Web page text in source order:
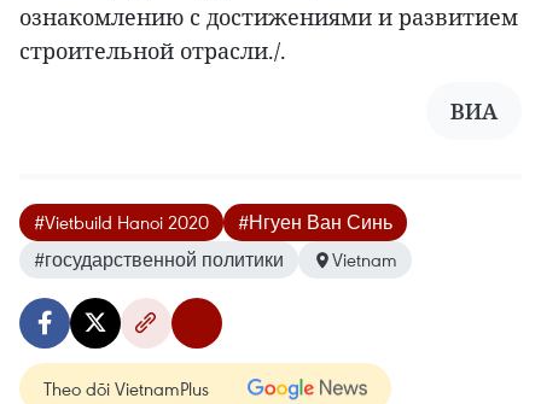
ознакомлению с достижениями и развитием
строительной отрасли./.
ВИА
#Vietbuild Hanoi 2020
#Нгуен Ван Синь
#государственной политики
Vietnam
Theo dõi VietnamPlus